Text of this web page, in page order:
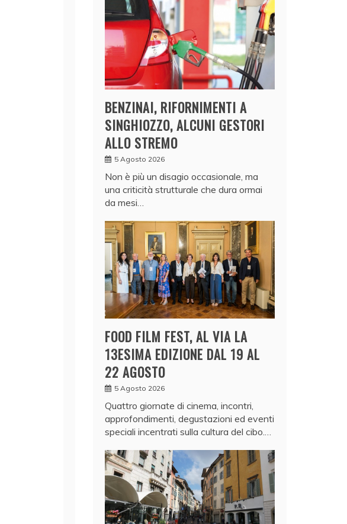
BENZINAI, RIFORNIMENTI A
SINGHIOZZO, ALCUNI GESTORI
ALLO STREMO
5 Agosto 2026
Non è più un disagio occasionale, ma
una criticità strutturale che dura ormai
da mesi…
FOOD FILM FEST, AL VIA LA
13ESIMA EDIZIONE DAL 19 AL
22 AGOSTO
5 Agosto 2026
Quattro giornate di cinema, incontri,
approfondimenti, degustazioni ed eventi
speciali incentrati sulla cultura del cibo.…